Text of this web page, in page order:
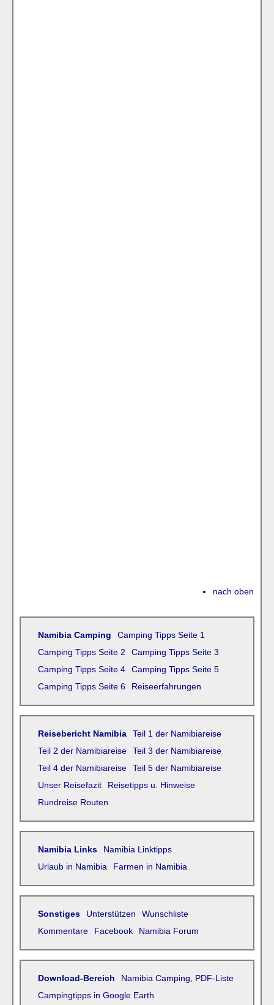
nach oben
Namibia Camping
Camping Tipps Seite 1
Camping Tipps Seite 2
Camping Tipps Seite 3
Camping Tipps Seite 4
Camping Tipps Seite 5
Camping Tipps Seite 6
Reiseerfahrungen
Reisebericht Namibia
Teil 1 der Namibiareise
Teil 2 der Namibiareise
Teil 3 der Namibiareise
Teil 4 der Namibiareise
Teil 5 der Namibiareise
Unser Reisefazit
Reisetipps u. Hinweise
Rundreise Routen
Namibia Links
Namibia Linktipps
Urlaub in Namibia
Farmen in Namibia
Sonstiges Unterstützen
Wunschliste
Kommentare
Facebook Namibia Forum
Download-Bereich
Namibia Camping, PDF-Liste
Campingtipps in Google Earth